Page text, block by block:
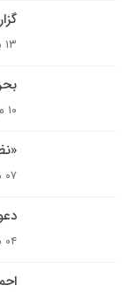
۱۳ مرداد ۱۳۹۲
۱۰ مرداد ۱۳۹۲
۰۷ مرداد ۱۳۹۲
۰۴ مرداد ۱۳۹۲